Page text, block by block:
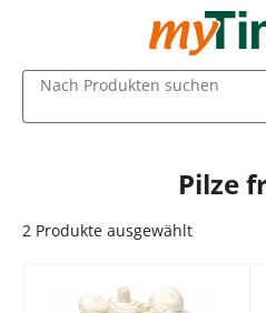
Zum Hauptinhalt springen
Zur Navigation springen
Zur Suche springen
Nach Produkten suchen
Pilze
2 Produkte ausgewählt